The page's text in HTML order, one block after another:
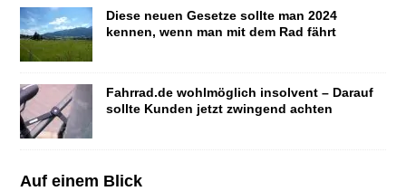
Diese neuen Gesetze sollte man 2024
kennen, wenn man mit dem Rad fährt
Fahrrad.de wohlmöglich insolvent – Darauf
sollte Kunden jetzt zwingend achten
Auf einem Blick